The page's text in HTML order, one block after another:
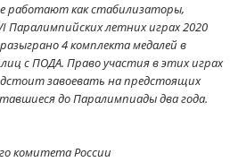
работают как стабилизаторы,
Паралимпийских летних играх 2020
4 комплекта медалей в
с ПОДА. Право участия в этих играх
завоевать на предстоящих
до Паралимпиады два года.
комитета России